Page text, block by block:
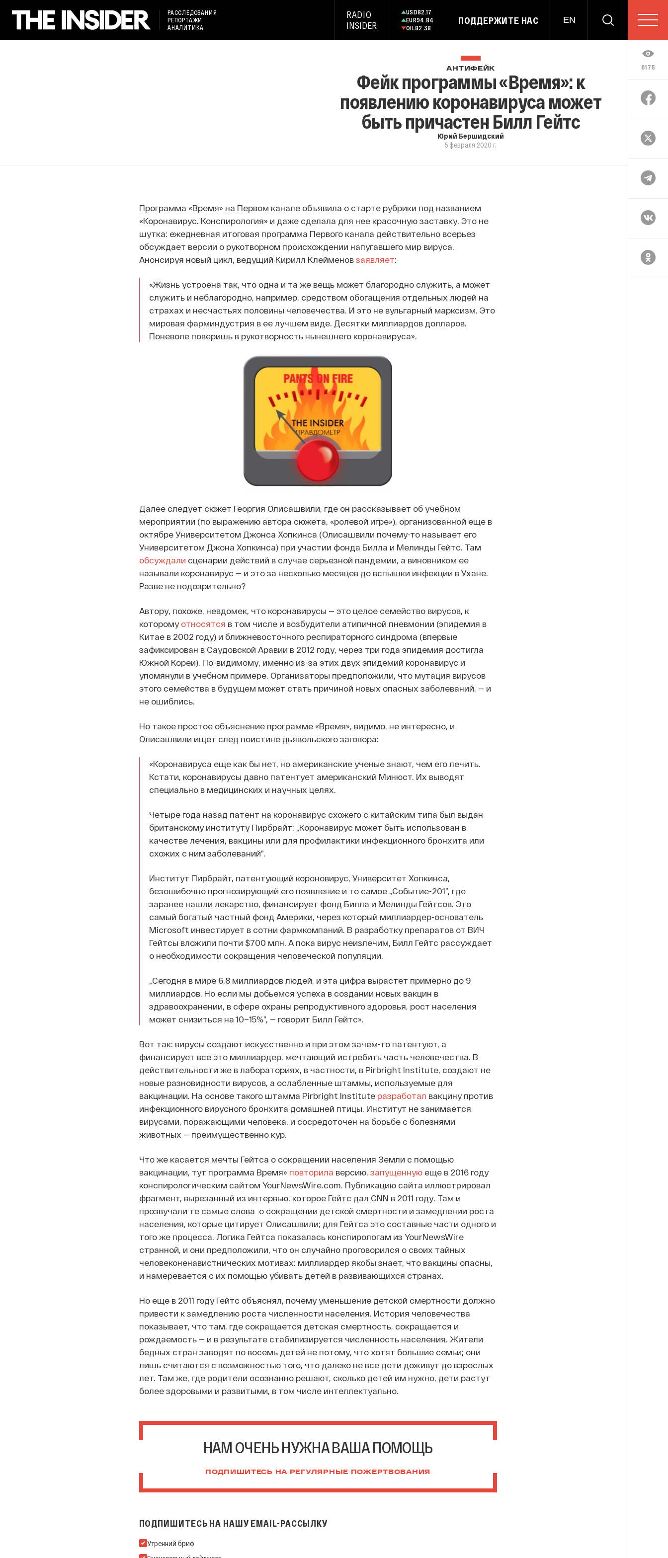
РАССЛЕДОВАНИЯ
РЕПОРТАЖИ
АНАЛИТИКА
RADIO
INSIDER
USD82.17
EUR94.84
OIL82.38
ПОДДЕРЖИТЕ НАС EN
6175
АНТИФЕЙК
Фейк программы «Время»: к
появлению коронавируса может
быть причастен Билл Гейтс
Юрий Бершидский
5 февраля 2020 г.
Программа «Время» на Первом канале объявила о старте рубрики под названием
«Коронавирус. Конспирология» и даже сделала для нее красочную заставку. Это не
шутка: ежедневная итоговая программа Первого канала действительно всерьез
обсуждает версии о рукотворном происхождении напугавшего мир вируса.
Анонсируя новый цикл, ведущий Кирилл Клейменов заявляет:
«Жизнь устроена так, что одна и та же вещь может благородно служить, а может
служить и неблагородно, например, средством обогащения отдельных людей на
страхах и несчастьях половины человечества. И это не вульгарный марксизм. Это
мировая фарминдустрия в ее лучшем виде. Десятки миллиардов долларов.
Поневоле поверишь в рукотворность нынешнего коронавируса».
Далее следует сюжет Георгия Олисашвили, где он рассказывает об учебном
мероприятии (по выражению автора сюжета, «ролевой игре»), организованной еще в
октябре Университетом Джонса Хопкинса (Олисашвили почему-то называет его
Университетом Джона Хопкинса) при участии фонда Билла и Мелинды Гейтс. Там
обсуждали сценарии действий в случае серьезной пандемии, а виновником ее
называли коронавирус — и это за несколько месяцев до вспышки инфекции в Ухане.
Разве не подозрительно?
Автору, похоже, невдомек, что коронавирусы — это целое семейство вирусов, к
которому относятся в том числе и возбудители атипичной пневмонии (эпидемия в
Китае в 2002 году) и ближневосточного респираторного синдрома (впервые
зафиксирован в Саудовской Аравии в 2012 году, через три года эпидемия достигла
Южной Кореи). По-видимому, именно из-за этих двух эпидемий коронавирус и
упомянули в учебном примере. Организаторы предположили, что мутация вирусов
этого семейства в будущем может стать причиной новых опасных заболеваний, — и
не ошиблись.
Но такое простое объяснение программе «Время», видимо, не интересно, и
Олисашвили ищет след поистине дьявольского заговора:
«Коронавируса еще как бы нет, но американские ученые знают, чем его лечить.
Кстати, коронавирусы давно патентует американский Минюст. Их выводят
специально в медицинских и научных целях.
Четыре года назад патент на коронавирус схожего с китайским типа был выдан
британскому институту Пирбрайт: „Коронавирус может быть использован в
качестве лечения, вакцины или для профилактики инфекционного бронхита или
схожих с ним заболеваний”.
Институт Пирбрайт, патентующий короновирус, Университет Хопкинса,
безошибочно прогнозирующий его появление и то самое „Событие-201”, где
заранее нашли лекарство, финансирует фонд Билла и Мелинды Гейтсов. Это
самый богатый частный фонд Америки, через который миллиардер-основатель
Microsoft инвестирует в сотни фармкомпаний. В разработку препаратов от ВИЧ
Гейтсы вложили почти $700 млн. А пока вирус неизлечим, Билл Гейтс рассуждает
о необходимости сокращения человеческой популяции.
„Сегодня в мире 6,8 миллиардов людей, и эта цифра вырастет примерно до 9
миллиардов. Но если мы добьемся успеха в создании новых вакцин в
здравоохранении, в сфере охраны репродуктивного здоровья, рост населения
может снизиться на 10–15%”, — говорит Билл Гейтс».
Вот так: вирусы создают искусственно и при этом зачем-то патентуют, а
финансирует все это миллиардер, мечтающий истребить часть человечества. В
действительности же в лабораториях, в частности, в Pirbright Institute, создают не
новые разновидности вирусов, а ослабленные штаммы, используемые для
вакцинации. На основе такого штамма Pirbright Institute разработал вакцину против
инфекционного вирусного бронхита домашней птицы. Институт не занимается
вирусами, поражающими человека, и сосредоточен на борьбе с болезнями
животных — преимущественно кур.
Что же касается мечты Гейтса о сокращении населения Земли с помощью
вакцинации, тут программа Время» повторила версию, запущеннуюеще в 2016 году
конспирологическим сайтом YourNewsWire.com. Публикацию сайта иллюстрировал
фрагмент, вырезанный из интервью, которое Гейтс дал CNN в 2011 году. Там и
прозвучали те самые слова о сокращении детской смертности и замедлении роста
населения, которые цитирует Олисашвили; для Гейтса это составные части одного и
того же процесса. Логика Гейтса показалась конспирологам из YourNewsWire
странной, и они предположили, что он случайно проговорился о своих тайных
человеконенавистнических мотивах: миллиардер якобы знает, что вакцины опасны,
и намеревается с их помощью убивать детей в развивающихся странах.
Но еще в 2011 году Гейтс объяснял, почему уменьшение детской смертности должно
привести к замедлению роста численности населения. История человечества
показывает, что там, где сокращается детская смертность, сокращается и
рождаемость — и в результате стабилизируется численность населения. Жители
бедных стран заводят по восемь детей не потому, что хотят большие семьи; они
лишь считаются с возможностью того, что далеко не все дети доживут до взрослых
лет. Там же, где родители осознанно решают, сколько детей им нужно, дети растут
более здоровыми и развитыми, в том числе интеллектуально.
НАМ ОЧЕНЬ НУЖНА ВАША ПОМОЩЬ
ПОДПИШИТЕСЬ НА РЕГУЛЯРНЫЕ ПОЖЕРТВОВАНИЯ
ПОДПИШИТЕСЬ НА НАШУ EMAIL-РАССЫЛКУ
Подпишитесь на нашу Email-рассылку
Утренний бриф